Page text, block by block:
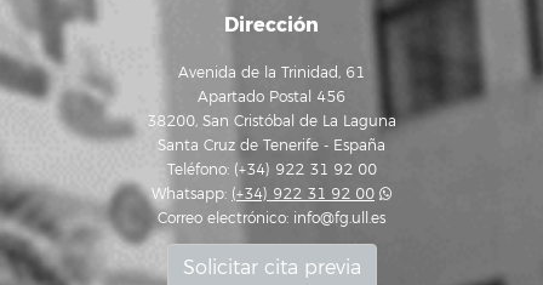
Dirección
Avenida de la Trinidad, 61
Apartado Postal 456
38200, San Cristóbal de La Laguna
Santa Cruz de Tenerife - España
Teléfono: (+34) 922 31 92 00
Whatsapp: (+34) 922 31 92 00
Correo electrónico: info@fg.ull.es
Solicitar cita previa